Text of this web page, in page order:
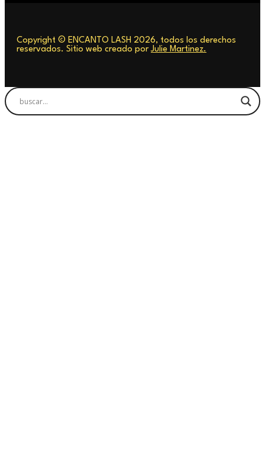
Copyright © ENCANTO LASH 2026, todos los derechos
reservados. Sitio web creado por Julie Martinez.